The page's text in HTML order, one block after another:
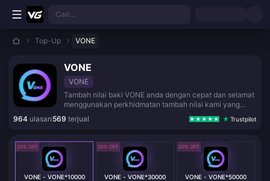
Langkau ke kandungan utama
Cari...
Top-Up VONE
VONE
VONE
Tambah nilai baki VONE anda dengan cepat dan selamat
menggunakan perkhidmatan tambah nilai kami yang
dipercayai.
964 ulasan 569 terjual Trustpilot
20% OFF
VONE - VONE*10000
20% OFF
VONE - VONE*30000
20% OFF
VONE - VONE*50000